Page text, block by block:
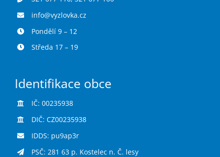
info@vyzlovka.cz
Pondělí 9 – 12
Středa 17 – 19
Identifikace obce
IČ: 00235938
DIČ: CZ00235938
IDDS: pu9ap3r
PSČ: 281 63 p. Kostelec n. Č. lesy